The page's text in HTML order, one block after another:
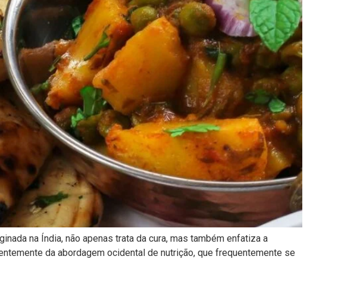
na Índia, não apenas trata da cura, mas também enfatiza a
da abordagem ocidental de nutrição, que frequentemente se